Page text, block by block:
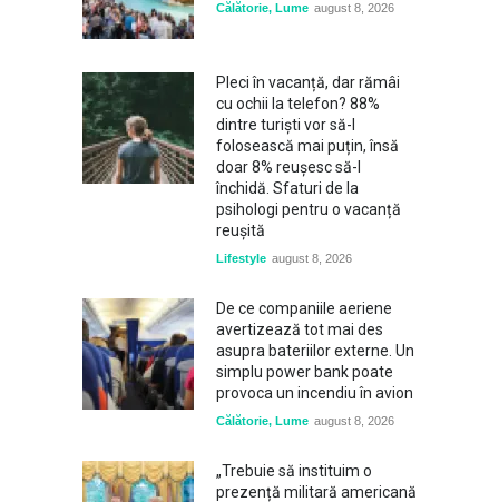
Călătorie, Lume august 8, 2026
Pleci în vacanță, dar rămâi
cu ochii la telefon? 88%
dintre turiști vor să-l
folosească mai puțin, însă
doar 8% reușesc să-l
închidă. Sfaturi de la
psihologi pentru o vacanță
reușită
Lifestyle august 8, 2026
De ce companiile aeriene
avertizează tot mai des
asupra bateriilor externe. Un
simplu power bank poate
provoca un incendiu în avion
Călătorie, Lume august 8, 2026
„Trebuie să instituim o
prezență militară americană